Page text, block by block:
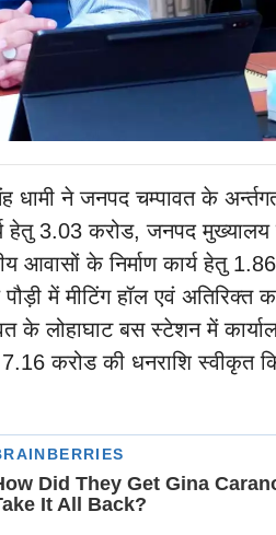
धामी ने जनपद चम्पावत के
हेतु 3.03 करोड, जनपद मुख्यालय
के निर्माण कार्य हेतु 1.86
में मीटिंग हॉल एवं अतिरिक्त
के लोहाघाट बस स्टेशन में
7.16 करोड की धनराशि स्वीकृत